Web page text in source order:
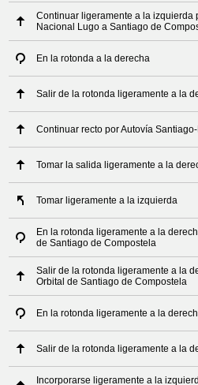
Continuar ligeramente a la izquierda
Nacional Lugo a Santiago de
En la rotonda a la derecha
Salir de la rotonda ligeramente a la
Continuar recto por Autovía
Tomar la salida ligeramente a la
Tomar ligeramente a la izquierda
En la rotonda ligeramente a la
de Santiago de Compostela
Salir de la rotonda ligeramente a la
Orbital de Santiago de Compostela
En la rotonda ligeramente a la
Salir de la rotonda ligeramente a la
Incorporarse ligeramente a la